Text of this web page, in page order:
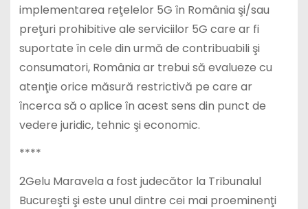
implementarea reţelelor 5G în România şi/sau
preţuri prohibitive ale serviciilor 5G care ar fi
suportate în cele din urmă de contribuabili şi
consumatori, România ar trebui să evalueze cu
atenţie orice măsură restrictivă pe care ar
încerca să o aplice în acest sens din punct de
vedere juridic, tehnic şi economic.
****
2Gelu Maravela a fost judecător la Tribunalul
Bucureşti şi este unul dintre cei mai proeminenţi